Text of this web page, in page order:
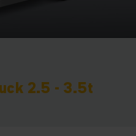
2.5 - 3.5t